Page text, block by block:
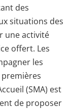
des
situations des
une activité
offert. Les
les
(SMA) est
de proposer